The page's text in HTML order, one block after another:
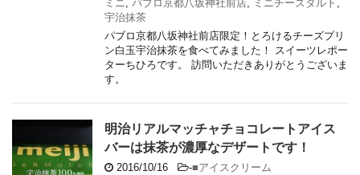
ミニ, パブロ京都八坂神社前店, ミニチーズタルト ,
宇治抹茶
パブロ京都八坂神社前店限定！とろけるチーズプリ
ン白玉宇治抹茶を食べてみました！ スイーツレポー
ターちひろです。 訪問いただきありがとうございま
す。
明治リアルマッチャチョコレートアイス
バーは抹茶が濃厚なデザートです！
2016/10/16 -■アイスクリーム